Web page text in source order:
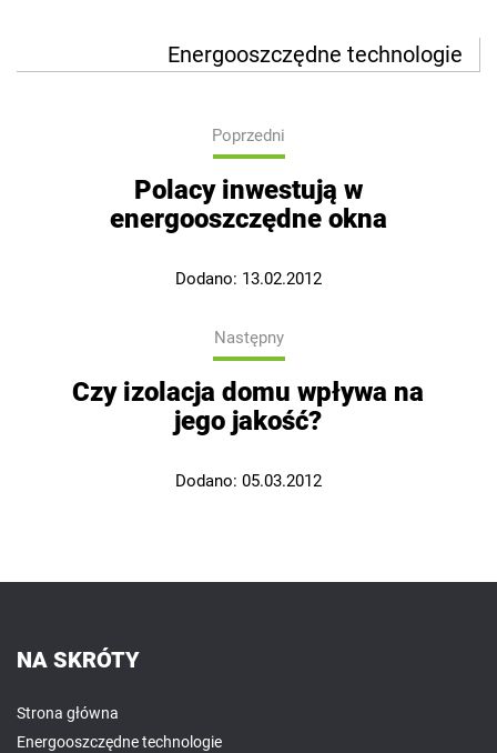
Energooszczędne technologie
Poprzedni
Polacy inwestują w
energooszczędne okna
Dodano: 13.02.2012
Następny
Czy izolacja domu wpływa na
jego jakość?
Dodano: 05.03.2012
NA SKRÓTY
Strona główna
Energooszczędne technologie